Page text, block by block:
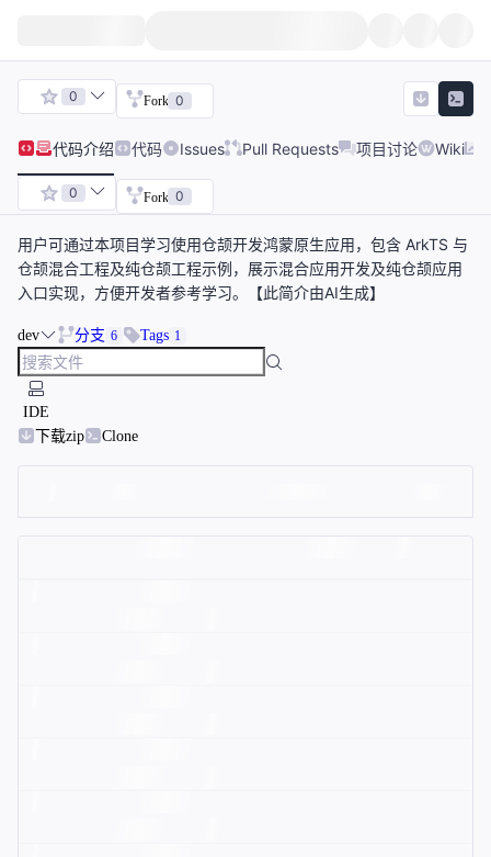
0 Fork 0
代码介绍 代码 Issues Pull Requests 项目讨论 Wiki
0 Fork 0
用户可通过本项目学习使用仓颉开发鸿蒙原生应用，包含 ArkTS 与
仓颉混合工程及纯仓颉工程示例，展示混合应用开发及纯仓颉应用
入口实现，方便开发者参考学习。【此简介由AI生成】
dev 分支 6 Tags 1
IDE
下载zip
Clone